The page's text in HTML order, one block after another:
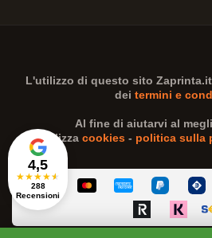
4,5
★★★★★
288
Recensioni
L'utilizzo di questo sito Zaprinta.it
dei termini e
Al fine di aiutarvi al
utilizza cookies- politica sulla